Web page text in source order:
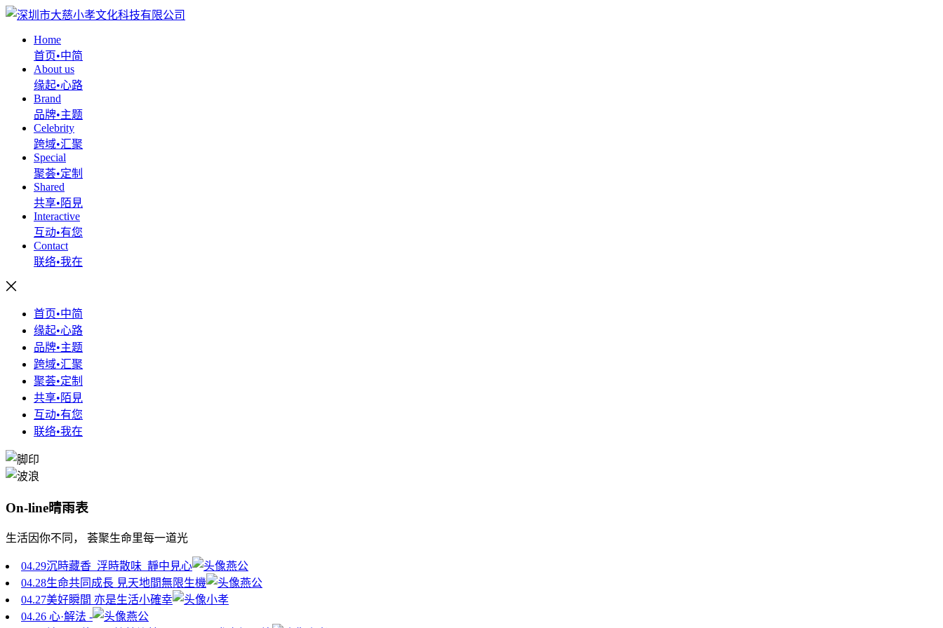
Home
首页•中简
About us
缘起•心路
Brand
品牌•主题
Celebrity
跨域•汇聚
Special
聚荟•定制
Shared
共享•陌見
Interactive
互动•有您
Contact
联络•我在
首页•中简
缘起•心路
品牌•主题
跨域•汇聚
聚荟•定制
共享•陌見
互动•有您
联络•我在
On-line晴雨表
生活因你不同， 荟聚生命里每一道光
04.29沉時藏香 浮時散味 靜中見心
燕公
04.28生命共同成長 見天地間無限生機
燕公
04.27美好瞬間 亦是生活小確幸
小孝
04.26 心·解法 -
燕公